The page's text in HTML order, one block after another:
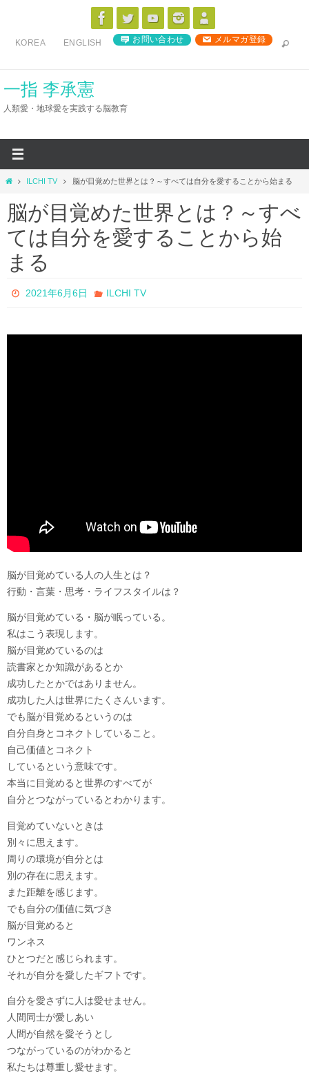
ス
KOREA ENGLISH お問い合わせ メルマガ登録
一指 李承憲
人類愛・地球愛を実践する脳教育
ホ
ム
ILCHI TV 脳が目覚めた世界とは？～すべては自分を愛することから始まる
脳が目覚めた世界とは？～すべ
ては自分を愛することから始
まる
2021年6月6日 ILCHI TV
脳が目覚めている人の人生とは？
行動・言葉・思考・ライフスタイルは？
脳が目覚めている・脳が眠っている。
私はこう表現します。
脳が目覚めているのは
読書家とか知識があるとか
成功したとかではありません。
成功した人は世界にたくさんいます。
でも脳が目覚めるというのは
自分自身とコネクトしていること。
自己価値とコネクト
しているという意味です。
本当に目覚めると世界のすべてが
自分とつながっているとわかります。
目覚めていないときは
別々に思えます。
周りの環境が自分とは
別の存在に思えます。
また距離を感じます。
でも自分の価値に気づき
脳が目覚めると
ワンネス
ひとつだと感じられます。
それが自分を愛したギフトです。
自分を愛さずに人は愛せません。
人間同士が愛しあい
人間が自然を愛そうとし
つながっているのがわかると
私たちは尊重し愛せます。